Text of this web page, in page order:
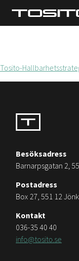
Tosito-
Besöksadress
Barnarpsgatan 2,
Postadress
Box 27, 551 12
Kontakt
036-35 40 40
info@tosito.se